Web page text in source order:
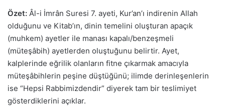
Özet: Âl-i İmrân Suresi 7. ayeti, Kur’an’ı indirenin Allah
olduğunu ve Kitab’ın, dinin temelini oluşturan apaçık
(muhkem) ayetler ile manası kapalı/benzeşmeli
(müteşâbih) ayetlerden oluştuğunu belirtir. Ayet,
kalplerinde eğrilik olanların fitne çıkarmak amacıyla
müteşâbihlerin peşine düştüğünü; ilimde derinleşenlerin
ise “Hepsi Rabbimizdendir” diyerek tam bir teslimiyet
gösterdiklerini açıklar.